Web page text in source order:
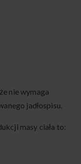
nie wymaga
jadłospisu.
masy ciała to: